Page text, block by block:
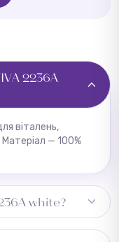
2236A
віталень,
Матеріал — 100%
white?